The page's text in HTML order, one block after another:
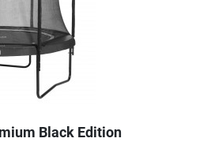
Black Edition